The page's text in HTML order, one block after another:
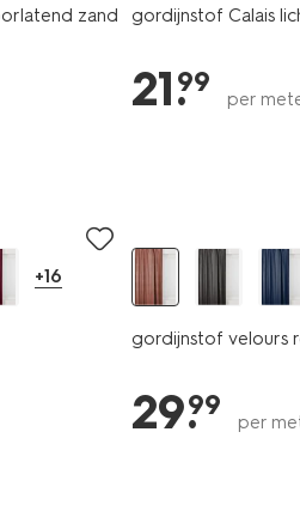
zand gordijnstof Calais
21.
99
per
+16
gordijnstof velours
29.
99
per